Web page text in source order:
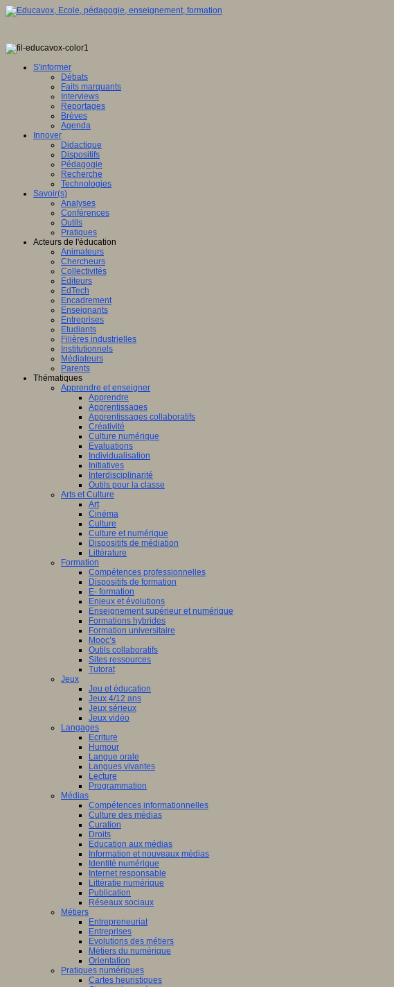
S'informer
Débats
Faits marquants
Interviews
Reportages
Brèves
Agenda
Innover
Didactique
Dispositifs
Pédagogie
Recherche
Technologies
Savoir(s)
Analyses
Conférences
Outils
Pratiques
Acteurs de l'éducation
Animateurs
Chercheurs
Collectivités
Editeurs
EdTech
Encadrement
Enseignants
Entreprises
Etudiants
Filières industrielles
Institutionnels
Médiateurs
Parents
Thématiques
Apprendre et enseigner
Apprendre
Apprentissages
Apprentissages collaboratifs
Créativité
Culture numérique
Evaluations
Individualisation
Initiatives
Interdisciplinarité
Outils pour la classe
Arts et Culture
Art
Cinéma
Culture
Culture et numérique
Dispositifs de médiation
Littérature
Formation
Compétences professionnelles
Dispositifs de formation
E- formation
Enjeux et évolutions
Enseignement supérieur et numérique
Formations hybrides
Formation universitaire
Mooc’s
Outils collaboratifs
Sites ressources
Tutorat
Jeux
Jeu et éducation
Jeux 4/12 ans
Jeux sérieux
Jeux vidéo
Langages
Ecriture
Humour
Langue orale
Langues vivantes
Lecture
Programmation
Médias
Compétences informationnelles
Culture des médias
Curation
Droits
Education aux médias
Information et nouveaux médias
Identité numérique
Internet responsable
Littératie numérique
Publication
Réseaux sociaux
Métiers
Entrepreneuriat
Entreprises
Evolutions des métiers
Métiers du numérique
Orientation
Pratiques numériques
Cartes heuristiques